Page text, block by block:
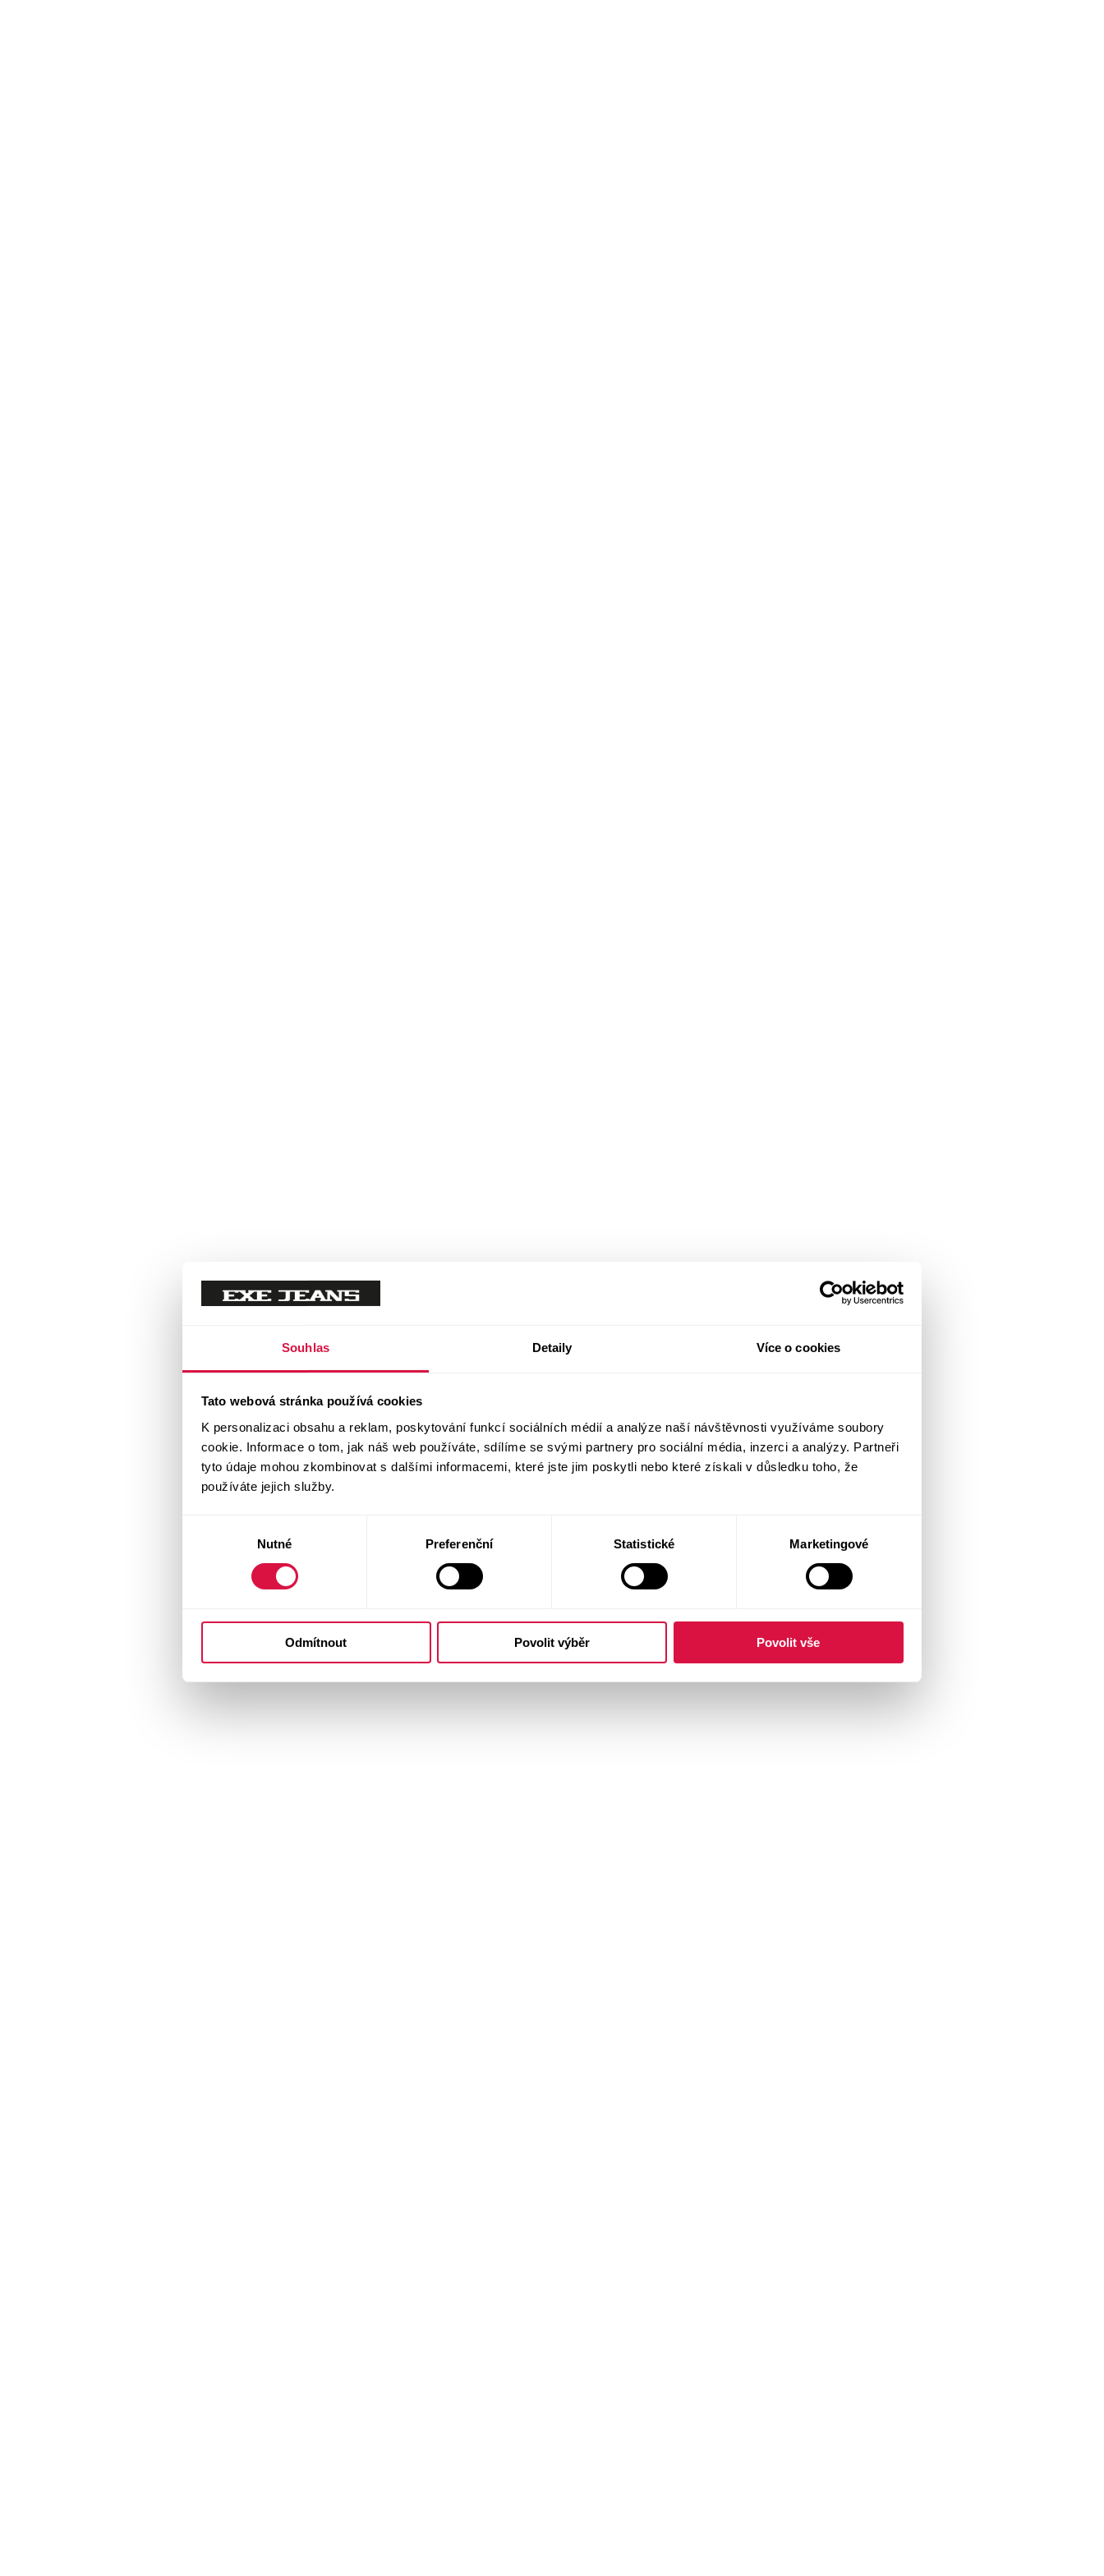
Souhlas Detaily Více o cookies
Tato webová stránka používá cookies
K personalizaci obsahu a reklam, poskytování funkcí sociálních médií a analýze naší návštěvnosti využíváme soubory
cookie. Informace o tom, jak náš web používáte, sdílíme se svými partnery pro sociální média, inzerci a analýzy. Partneři
tyto údaje mohou zkombinovat s dalšími informacemi, které jste jim poskytli nebo které získali v důsledku toho, že
používáte jejich služby.
Nutné Preferenční Statistické Marketingové
Odmítnout Povolit výběr Povolit vše